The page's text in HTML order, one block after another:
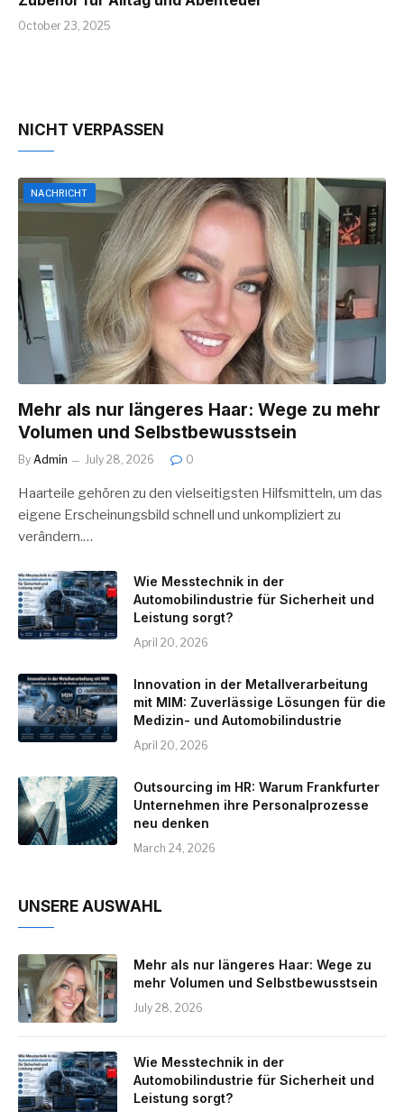
October 23, 2025
NICHT VERPASSEN
NACHRICHT
Mehr als nur längeres Haar: Wege zu mehr
Volumen und Selbstbewusstsein
By Admin July 28, 2026 0
Haarteile gehören zu den vielseitigsten Hilfsmitteln, um das
eigene Erscheinungsbild schnell und unkompliziert zu
verändern.…
Wie Messtechnik in der
Automobilindustrie für Sicherheit und
Leistung sorgt?
April 20, 2026
Innovation in der Metallverarbeitung
mit MIM: Zuverlässige Lösungen für die
Medizin- und Automobilindustrie
April 20, 2026
Outsourcing im HR: Warum Frankfurter
Unternehmen ihre Personalprozesse
neu denken
March 24, 2026
UNSERE AUSWAHL
Mehr als nur längeres Haar: Wege zu
mehr Volumen und Selbstbewusstsein
July 28, 2026
Wie Messtechnik in der
Automobilindustrie für Sicherheit und
Leistung sorgt?